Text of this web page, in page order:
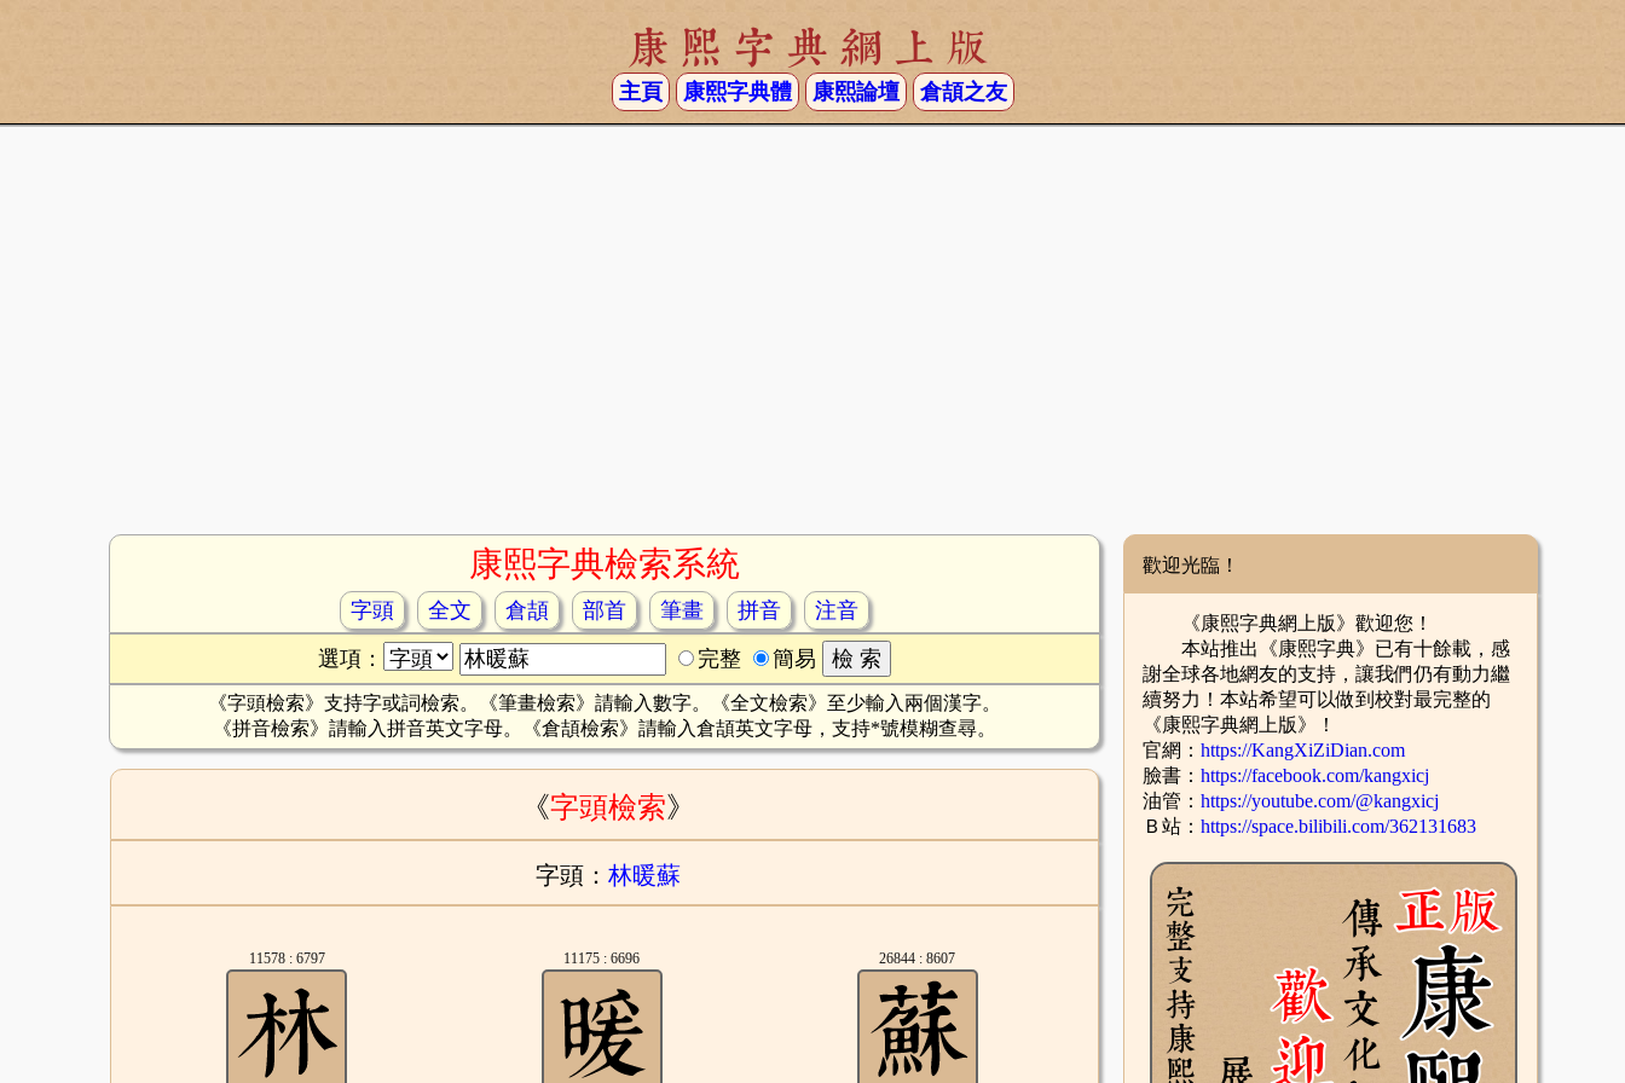
康熙字典網上版
主頁 康熙字典體 康熙論壇 倉頡之友
康熙字典檢索系統
字頭 全文 倉頡 部首 筆畫 拼音
注音
選項：
完整 簡易
《字頭檢索》支持字或詞檢索。《筆畫檢索》請輸入數字。《全文檢索》至少輸入兩個漢字。
《拼音檢索》請輸入拼音英文字母。《倉頡檢索》請輸入倉頡英文字母，支持*號模糊查尋。
《字頭檢索》
字頭： 林暖蘇
11578 : 6797 11175 : 6696 26844 : 8607
歡迎光臨！
《康熙字典網上版》歡迎您！
本站推出《康熙字典》已有十餘載，感
謝全球各地網友的支持，讓我們仍有動力繼
續努力！本站希望可以做到校對最完整的
《康熙字典網上版》！
官網： https://KangXiZiDian.com
臉書： https://facebook.com/kangxicj
油管： https://youtube.com/@kangxicj
Ｂ站： https://space.bilibili.com/362131683